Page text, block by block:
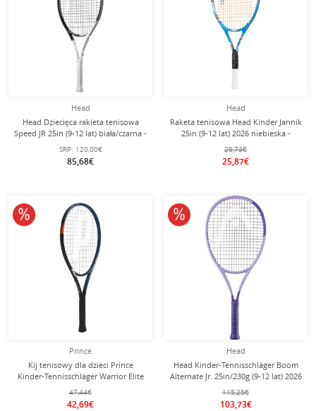
Head
Head Dziecięca rakieta tenisowa
Speed JR 25in (9-12 lat) biała/czarna -
naciągnięta -
SRP: 120,00€
85,68€
Head
Raketa tenisowa Head Kinder Jannik
25in (9-12 lat) 2026 niebieska -
naciągnięta -
28,73€
25,87€
Prince
Kij tenisowy dla dzieci Prince
Kinder-Tennisschläger Warrior Elite
25in (9-12 lat) niebieski - naciągnięty
-
47,44€
42,69€
10% obniżone
Head
Head Kinder-Tennisschläger Boom
Alternate Jr. 25in/230g (9-12 lat) 2026
fioletowy - naciągnięty -
115,25€
103,73€
10% obniżone